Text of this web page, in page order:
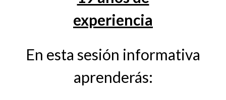
experiencia
En esta sesión informativa
aprenderás: